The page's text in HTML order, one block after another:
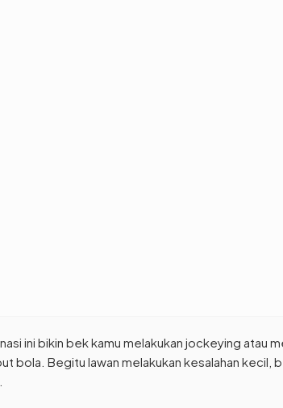
ini bikin bek kamu melakukan jockeying atau
bola. Begitu lawan melakukan kesalahan